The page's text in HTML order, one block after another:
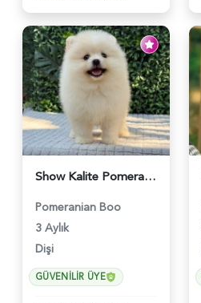
Show Kalite Pomeranian Boo Yavrusu | Teddy Face | Sağlık Garantili - 6175
Pomeranian Boo
3 Aylık
Dişi
GÜVENILIR ÜYE